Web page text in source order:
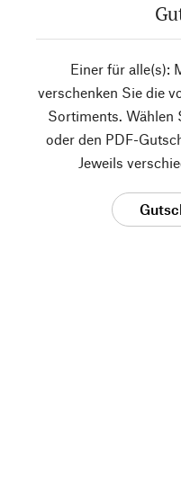
Einer für alle(s):
verschenken Sie die
Sortiments. Wählen
oder den PDF-
Jeweils